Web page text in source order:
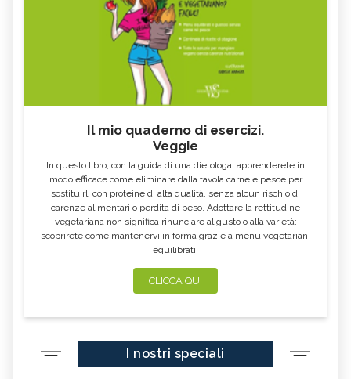
Il mio quaderno di esercizi.
Veggie
In questo libro, con la guida di una dietologa, apprenderete in
modo efficace come eliminare dalla tavola carne e pesce per
sostituirli con proteine di alta qualità, senza alcun rischio di
carenze alimentari o perdita di peso. Adottare la rettitudine
vegetariana non significa rinunciare al gusto o alla varietà:
scoprirete come mantenervi in forma grazie a menu vegetariani
equilibrati!
CLICCA QUI
I nostri speciali